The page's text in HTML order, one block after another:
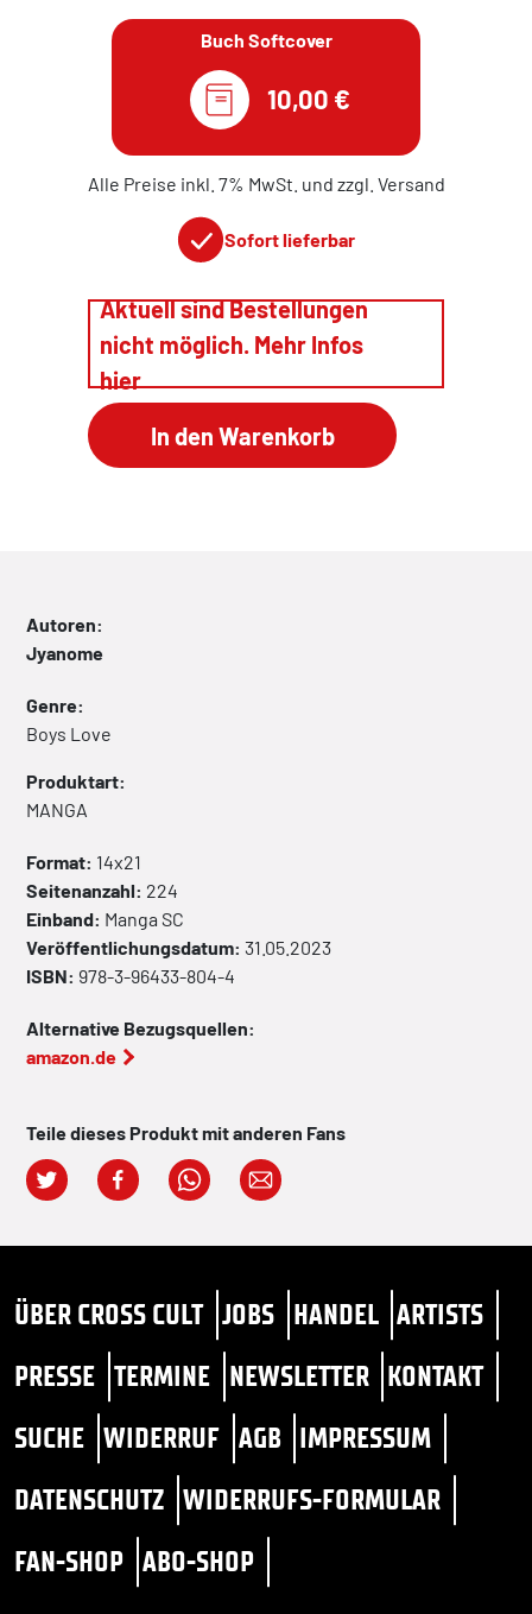
Buch Softcover
10,00 €
Alle Preise inkl. 7% MwSt. und zzgl. Versand
Sofort lieferbar
Aktuell sind Bestellungen
nicht möglich. Mehr Infos
hier
Autoren:
Jyanome
Genre:
Boys Love
Produktart:
MANGA
Format: 14x21
Seitenanzahl: 224
Einband: Manga SC
Veröffentlichungsdatum: 31.05.2023
ISBN: 978-3-96433-804-4
Alternative Bezugsquellen:
amazon.de
Teile dieses Produkt mit anderen Fans
ÜBER CROSS CULT JOBS HANDEL ARTISTS
PRESSE TERMINE NEWSLETTER KONTAKT
SUCHE WIDERRUF AGB IMPRESSUM
DATENSCHUTZ WIDERRUFS-FORMULAR
FAN-SHOP ABO-SHOP